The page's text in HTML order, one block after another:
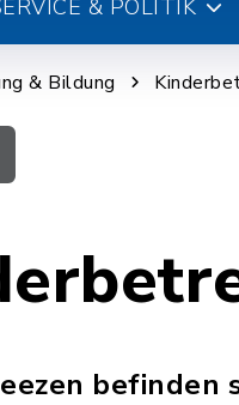
& POLITIK
& Bildung
befinden